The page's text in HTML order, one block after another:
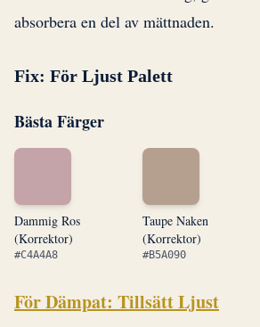
absorbera en del av mättnaden.
Fix: För Ljust Palett
Bästa Färger
Dammig Ros
(Korrektor)
#C4A4A8
Taupe Naken
(Korrektor)
#B5A090
För Dämpat: Tillsätt Ljust